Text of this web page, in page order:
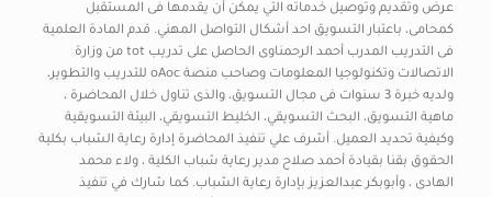
عرض وتقديم وتوصيل خدماته التي يمكن أن يقدمها فى المستقبل
كمحامى، باعتبار التسويق احد أشكال التواصل المهني. قدم المادة العلمية
فى التدريب المدرب أحمد الرحمناوى الحاصل على تدريب tot من وزارة
الاتصالات وتكنولوجيا المعلومات وصاحب منصة oAoc للتدريب والتطوير،
ولديه خبرة 3 سنوات فى مجال التسويق، والذى تناول خلال المحاضرة ،
ماهية التسويق، البحث التسويقي، الخليط التسويقي، البيئة التسويقية
وكيفية تحديد العميل. أشرف علي تنفيذ المحاضرة إدارة رعاية الشباب بكلية
الحقوق بقنا بقيادة أحمد صلاح مدير رعاية شباب الكلية ، ولاء محمد
الهادى ، وأبوبكر عبدالعزيز بإدارة رعاية الشباب. كما شارك في تنفيذ